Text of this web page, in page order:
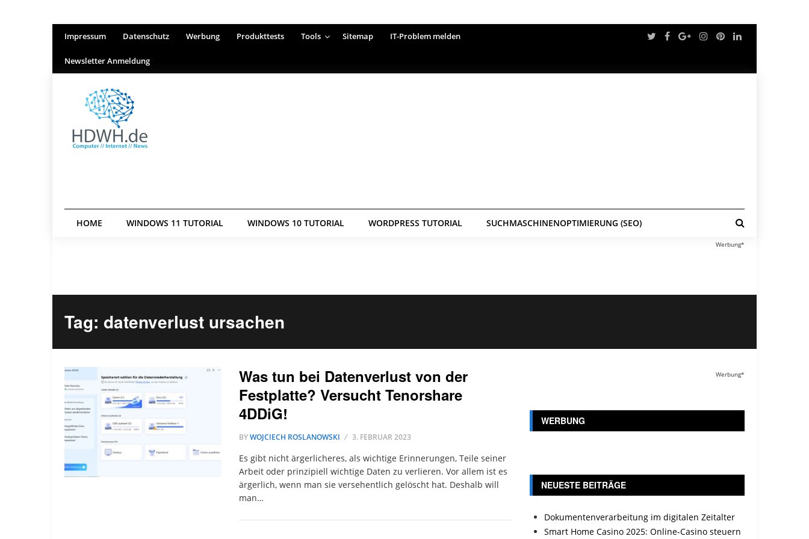
Impressum Datenschutz Werbung Produkttests Tools Sitemap IT-Problem melden
Newsletter Anmeldung
HOME WINDOWS 11 TUTORIAL WINDOWS 10 TUTORIAL WORDPRESS TUTORIAL SUCHMASCHINENOPTIMIERUNG (SEO)
Werbung*
Tag: datenverlust ursachen
Was tun bei Datenverlust von der
Festplatte? Versucht Tenorshare
4DDiG!
BYWOJCIECH ROSLANOWSKI 3. FEBRUAR 2023
Es gibt nicht ärgerlicheres, als wichtige Erinnerungen, Teile seiner
Arbeit oder prinzipiell wichtige Daten zu verlieren. Vor allem ist es
ärgerlich, wenn man sie versehentlich gelöscht hat. Deshalb will
man…
Werbung*
WERBUNG
NEUESTE BEITRÄGE
Dokumentenverarbeitung im digitalen Zeitalter
Smart Home Casino 2025: Online-Casino steuern